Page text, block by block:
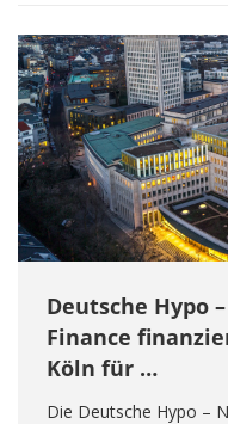
Deutsche Hypo
Finance
Köln für …
Die Deutsche Hypo –